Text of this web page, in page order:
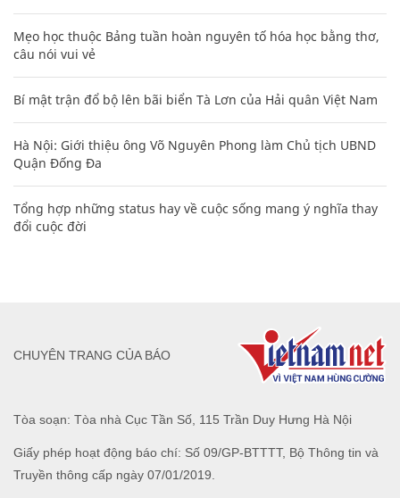
Mẹo học thuộc Bảng tuần hoàn nguyên tố hóa học bằng thơ,
câu nói vui vẻ
Bí mật trận đổ bộ lên bãi biển Tà Lơn của Hải quân Việt Nam
Hà Nội: Giới thiệu ông Võ Nguyên Phong làm Chủ tịch UBND
Quận Đống Đa
Tổng hợp những status hay về cuộc sống mang ý nghĩa thay
đổi cuộc đời
Tòa soạn: Tòa nhà Cục Tần Số, 115 Trần Duy Hưng Hà Nội
Giấy phép hoạt động báo chí: Số 09/GP-BTTTT, Bộ Thông tin và
Truyền thông cấp ngày 07/01/2019.
CHUYÊN TRANG CỦA BÁO